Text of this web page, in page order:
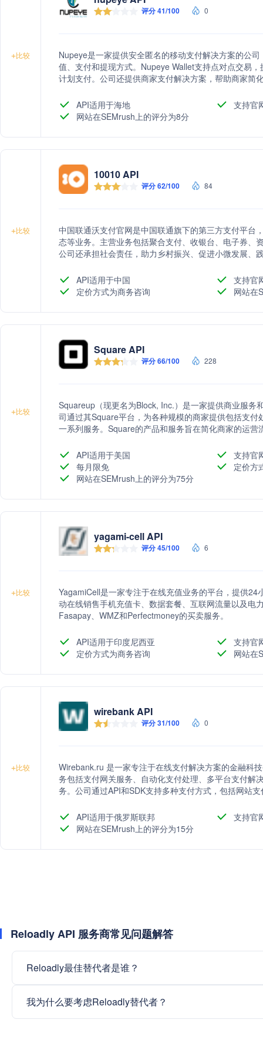
+比较
评分 41/100 0
Nupeye是一家提供安全匿名的移动支付解决方案的公
值、支付和提现方式。Nupeye Wallet支持点对点交易
计划支付。公司还提供商家支付解决方案，帮助商家简
API适用于海地
支持官
网站在SEMrush上的评分为8分
+比较
10010 API
评分 62/100 84
中国联通沃支付官网是中国联通旗下的第三方支付平台
态等业务。主营业务包括聚合支付、收银台、电子券、
公司还承担社会责任，助力乡村振兴、促进小微发展、
API适用于中国
支持官
定价方式为商务咨询
网站在
+比较
Square API
评分 66/100 228
Squareup（现更名为Block, Inc.）是一家提供商业服务
司通过其Square平台，为各种规模的商家提供包括支
一系列服务。Square的产品和服务旨在简化商家的运
用，帮助商家在线上线下无缝地处理交易。
API适用于美国
支持官
每月限免
定价方
网站在SEMrush上的评分为75分
+比较
yagami-cell API
评分 45/100 6
YagamiCell是一家专注于在线充值业务的平台，提供
动在线销售手机充值卡、数据套餐、互联网流量以及电
Fasapay、WMZ和Perfectmoney的买卖服务。
API适用于印度尼西亚
支持官
定价方式为商务咨询
网站在
+比较
wirebank API
评分 31/100 0
Wirebank.ru 是一家专注于在线支付解决方案的金融科
务包括支付网关服务、自动化支付处理、多平台支付解
务。公司通过API和SDK支持多种支付方式，包括网站
API适用于俄罗斯联邦
支持官
网站在SEMrush上的评分为15分
Reloadly API 服务商常见问题解答
Reloadly最佳替代者是谁？
我为什么要考虑Reloadly替代者？